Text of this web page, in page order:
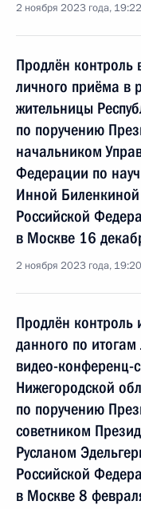
2 ноября 2023 года, 19:22
Продлён контроль
личного приёма в
жительницы
по поручению
начальником
Федерации по
Инной
Российской
в Москве 16
2 ноября 2023 года, 19:20
Продлён контроль
данного по
видео-конференц-
Нижегородской
по поручению
советником
Русланом
Российской
в Москве 8